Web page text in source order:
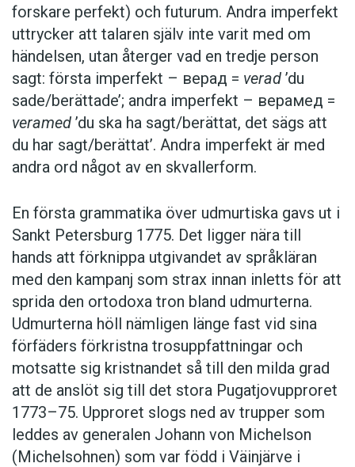
I kväll, i den första av tävlingens semifinaler,
kommer av allt att döma sånggummorna från
Brangurt att ansluta sig den lätt räknade skaran
av udmurtiska internationella kändisar. För egen
del tror jag att de kan gå långt med sittParty for
everybody. Under alla förhållanden skulle jag
vilja tilltala sånggummorna på deras modersmål
siziśko) – ‘jag önskar (er) framgång’!
Raimo Raag är professor i finsk-ugriska språk,
särskilt estniska, vid Uppsala universitet
forskare perfekt) och futurum. Andra imperfekt
uttrycker att talaren själv inte varit med om
händelsen, utan återger vad en tredje person
sagt: första imperfekt – верад = verad ’du
sade/berättade’; andra imperfekt – верамед =
veramed ’du ska ha sagt/berättat, det sägs att
du har sagt/berättat’. Andra imperfekt är med
andra ord något av en skvallerform.
En första grammatika över udmurtiska gavs ut i
Sankt Petersburg 1775. Det ligger nära till
hands att förknippa utgivandet av språkläran
med den kampanj som strax innan inletts för att
sprida den ortodoxa tron bland udmurterna.
Udmurterna höll nämligen länge fast vid sina
förfäders förkristna trosuppfattningar och
motsatte sig kristnandet så till den milda grad
att de anslöt sig till det stora Pugatjovupproret
1773–75. Upproret slogs ned av trupper som
leddes av generalen Johann von Michelson
(Michelsohnen) som var född i Väinjärve i